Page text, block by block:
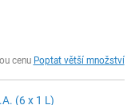
cenu Poptat větší množství
(6 x 1 L)